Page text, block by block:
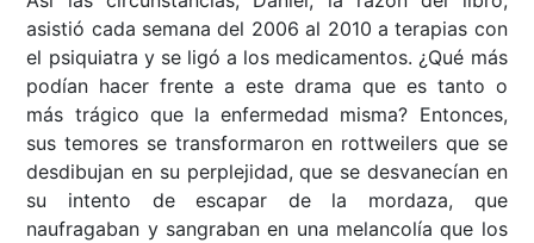
asistió cada semana del 2006 al 2010 a terapias con
el psiquiatra y se ligó a los medicamentos. ¿Qué más
podían hacer frente a este drama que es tanto o
más trágico que la enfermedad misma? Entonces,
sus temores se transformaron en rottweilers que se
desdibujan en su perplejidad, que se desvanecían en
su intento de escapar de la mordaza, que
naufragaban y sangraban en una melancolía que los